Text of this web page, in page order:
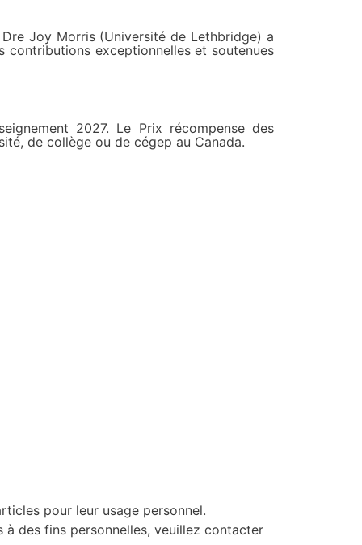
Joy Morris (Université de Lethbridge) a
contributions exceptionnelles et soutenues
2027. Le Prix récompense des
de collège ou de cégep au Canada.
pour leur usage personnel.
à des fins personnelles, veuillez contacter